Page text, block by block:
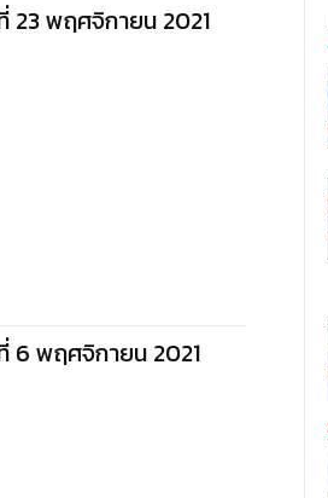
23 พฤศจิกายน 2021
6 พฤศจิกายน 2021